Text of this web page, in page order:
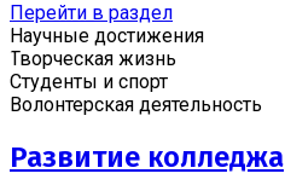
Перейти в раздел
Научные достижения
Творческая жизнь
Студенты и спорт
Волонтерская деятельность
Развитие колледжа